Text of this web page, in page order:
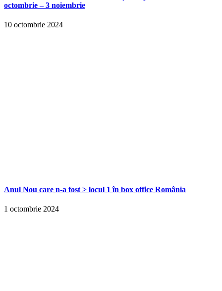
octombrie – 3 noiembrie
10 octombrie 2024
Anul Nou care n-a fost > locul 1 în box office România
1 octombrie 2024